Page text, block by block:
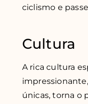
ciclismo e
Cultura
A rica cultura
únicas, torna o